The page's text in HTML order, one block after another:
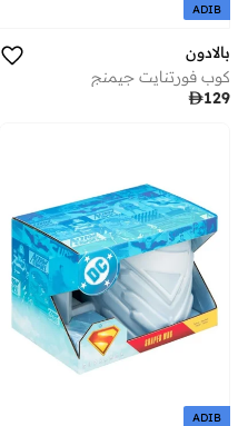
ADIB
بالادون
كوب فورتنايت جيمنج
129
ADIB